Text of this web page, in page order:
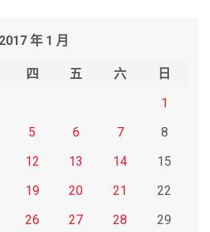
2017 年 1 月
四 五 六
日
1
5 6 7
8
12 13 14
15
19 20 21
22
26 27 28
29